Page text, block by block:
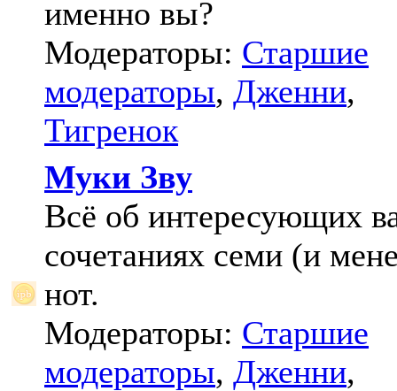
именно вы?
Модераторы: Старшие
модераторы, Дженни,
Тигренок
Муки Зву
Всё об интересующих
сочетаниях семи (и
нот.
Модераторы: Старшие
модераторы, Дженни,